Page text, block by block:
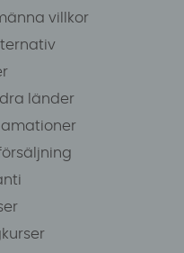
villkor
länder